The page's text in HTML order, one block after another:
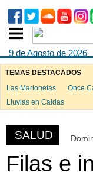
9 de Agosto de 2026
TEMAS DESTACADOS
Las Marionetas
Once
Lluvias en Caldas
SALUD
Filas e